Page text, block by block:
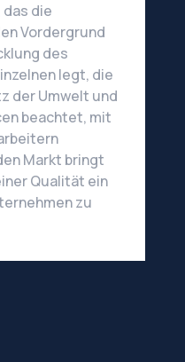
das die
Vordergrund
des
legt, die
der Umwelt und
beachtet, mit
Markt bringt
Qualität ein
zu